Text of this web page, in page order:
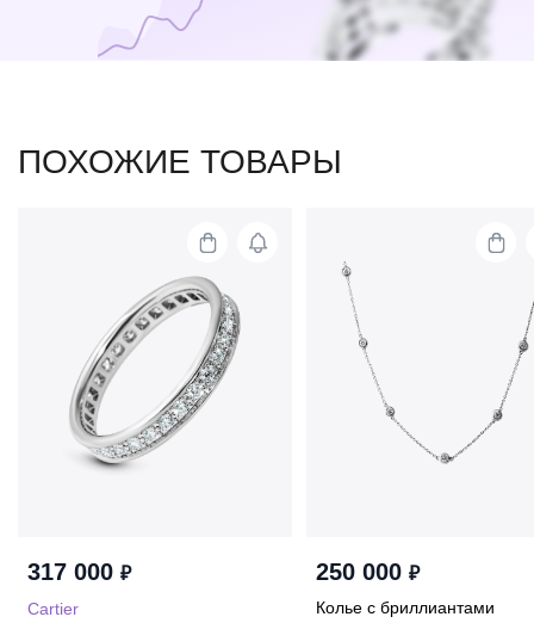
ПОХОЖИЕ ТОВАРЫ
317 000 ₽
Cartier
250 000 ₽
Колье с бриллиантами